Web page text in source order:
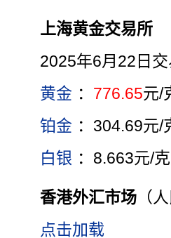
上海黄金交易所
2025年6月22日交
黄金 ： 776.65元/
铂金 ：304.69元/
白银 ：8.663元/克
香港外汇市场 （
点击加载